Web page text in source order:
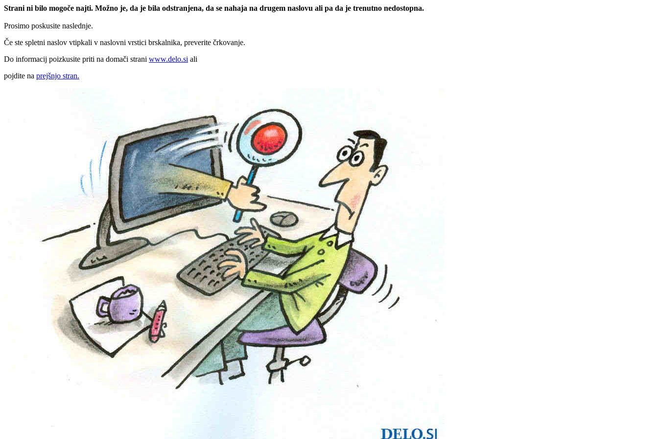
Strani ni bilo mogoče najti. Možno je, da je bila odstranjena, da se nahaja na drugem naslovu ali pa da je trenutno nedostopna.
Prosimo poskusite naslednje.
Če ste spletni naslov vtipkali v naslovni vrstici brskalnika, preverite črkovanje.
Do informacij poizkusite priti na domači strani www.delo.si ali
pojdite na prejšnjo stran.